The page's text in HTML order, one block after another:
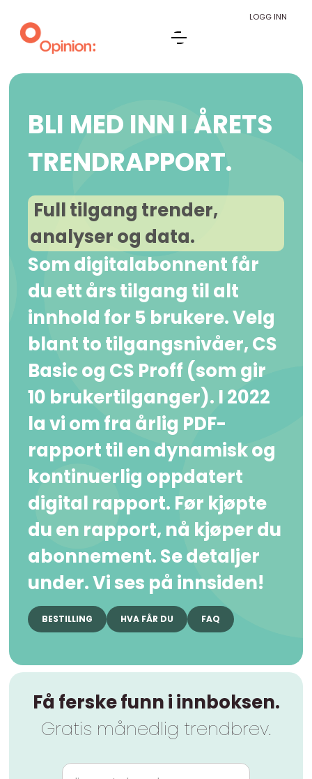
LOGG INN
BLI MED INN I ÅRETS
TRENDRAPPORT.
Full tilgang trender,
analyser og data.
Som digitalabonnent får
du ett års tilgang til alt
innhold for 5 brukere. Velg
blant to tilgangsnivåer, CS
Basic og CS Proff (som gir
10 brukertilganger). I 2022
la vi om fra årlig PDF-
rapport til en dynamisk og
kontinuerlig oppdatert
digital rapport. Før kjøpte
du en rapport, nå kjøper du
abonnement. Se detaljer
under. Vi ses på innsiden!
BESTILLING HVA FÅR DU FAQ
Få ferske funn i innboksen.
Gratis månedlig trendbrev.